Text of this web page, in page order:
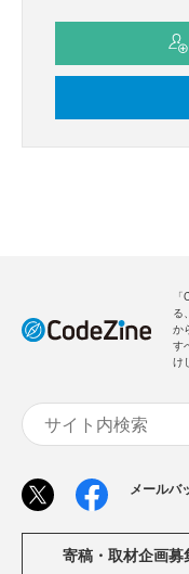
る
か
す
け
メールバ
寄稿・取材企画募